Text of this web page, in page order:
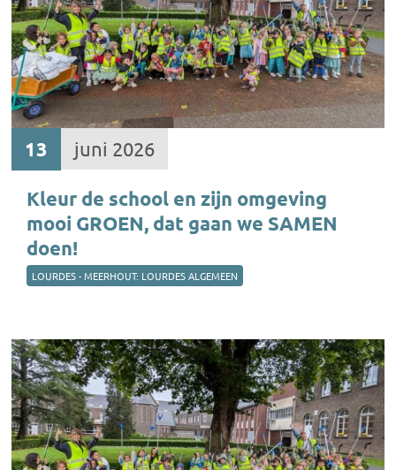
13 juni 2026
Kleur de school en zijn omgeving
mooi GROEN, dat gaan we SAMEN
doen!
LOURDES - MEERHOUT: LOURDES ALGEMEEN